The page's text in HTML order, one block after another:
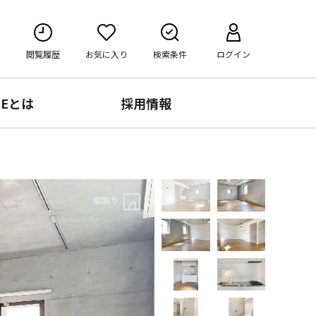
閲覧履歴 お気に入り 検索条件 ログイン
とは 採用情報
間取り